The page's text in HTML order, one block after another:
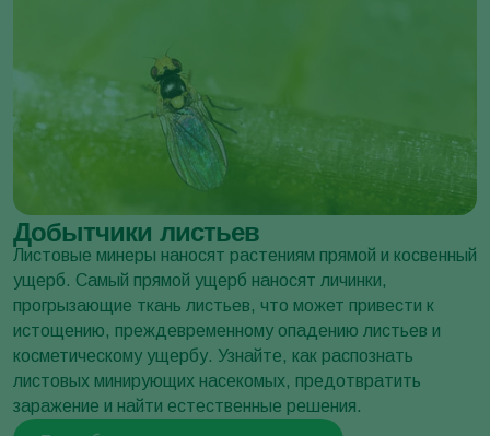
Серый томатный червь
Keiferia lycopersicella
Добытчики листьев
Листовые минеры наносят растениям прямой и косвенный
ущерб. Самый прямой ущерб наносят личинки,
прогрызающие ткань листьев, что может привести к
истощению, преждевременному опадению листьев и
косметическому ущербу. Узнайте, как распознать
листовых минирующих насекомых, предотвратить
заражение и найти естественные решения.